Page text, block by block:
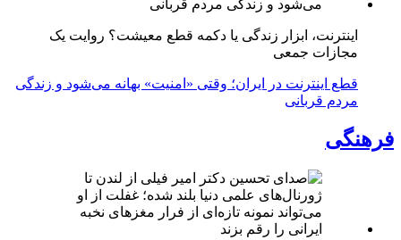
اینترنت، ابزار زندگی یا دکمه قطع معیشت؟ روایت یک
مجازات جمعی
قطع اینترنت در ایران؛ وقتی «امنیت» بهانه می‌شود و زندگی
مردم قربانی
فرهنگی